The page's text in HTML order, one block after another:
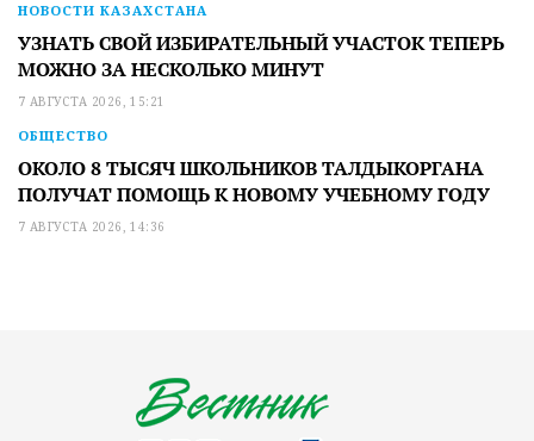
НОВОСТИ КАЗАХСТАНА
УЗНАТЬ СВОЙ ИЗБИРАТЕЛЬНЫЙ УЧАСТОК ТЕПЕРЬ
МОЖНО ЗА НЕСКОЛЬКО МИНУТ
7 АВГУСТА 2026, 15:21
ОБЩЕСТВО
ОКОЛО 8 ТЫСЯЧ ШКОЛЬНИКОВ ТАЛДЫКОРГАНА
ПОЛУЧАТ ПОМОЩЬ К НОВОМУ УЧЕБНОМУ ГОДУ
7 АВГУСТА 2026, 14:36